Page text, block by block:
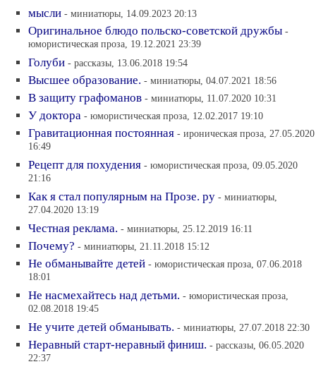
мысли - миниатюры, 14.09.2023 20:13
Оригинальное блюдо польско-советской дружбы -
юмористическая проза, 19.12.2021 23:39
Голуби - рассказы, 13.06.2018 19:54
Высшее образование. - миниатюры, 04.07.2021 18:56
В защиту графоманов - миниатюры, 11.07.2020 10:31
У доктора - юмористическая проза, 12.02.2017 19:10
Гравитационная постоянная - ироническая проза, 27.05.2020
16:49
Рецепт для похудения - юмористическая проза, 09.05.2020
21:16
Как я стал популярным на Прозе. ру - миниатюры,
27.04.2020 13:19
Честная реклама. - миниатюры, 25.12.2019 16:11
Почему? - миниатюры, 21.11.2018 15:12
Не обманывайте детей - юмористическая проза, 07.06.2018
18:01
Не насмехайтесь над детьми. - юмористическая проза,
02.08.2018 19:45
Не учите детей обманывать. - миниатюры, 27.07.2018 22:30
Неравный старт-неравный финиш. - рассказы, 06.05.2020
22:37